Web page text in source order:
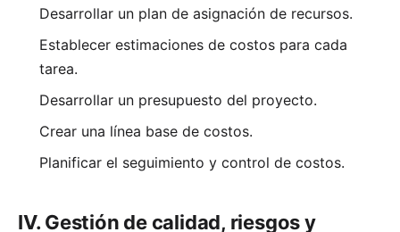
Desarrollar un plan de asignación de recursos.
Establecer estimaciones de costos para cada
tarea.
Desarrollar un presupuesto del proyecto.
Crear una línea base de costos.
Planificar el seguimiento y control de costos.
IV. Gestión de calidad, riesgos y